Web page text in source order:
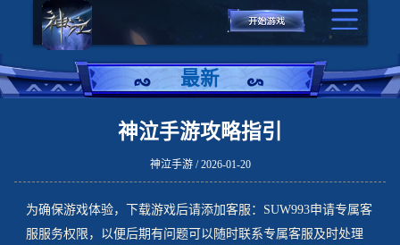
最新
神泣手游攻略指引
神泣手游 / 2026-01-20
为确保游戏体验，下载游戏后请添加客服：SUW993申请专属客
服服务权限，以便后期有问题可以随时联系专属客服及时处理